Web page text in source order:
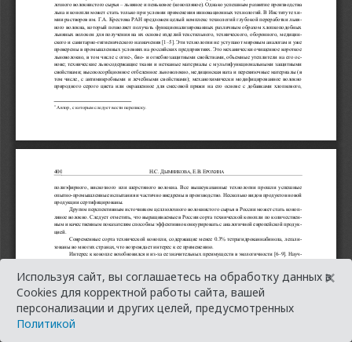
Используя сайт, вы соглашаетесь на обработку данных в
Cookies для корректной работы сайта, вашей
персонализации и других целей, предусмотренных
Политикой
×